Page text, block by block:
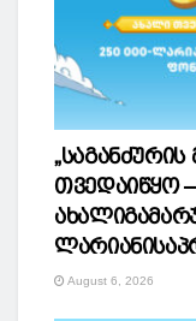
თვედაიწყო
August 6, 2026